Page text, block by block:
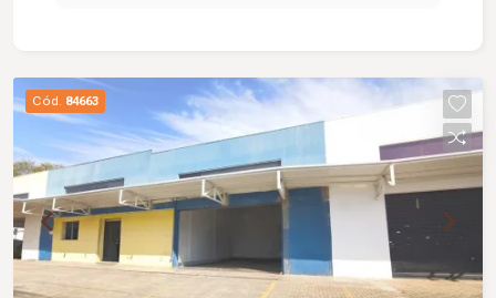
Cód. 84663